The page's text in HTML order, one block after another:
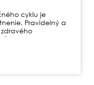
cyklu je
Pravidelný a
hormonálnej